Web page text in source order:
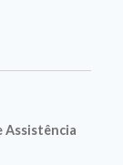
Assistência